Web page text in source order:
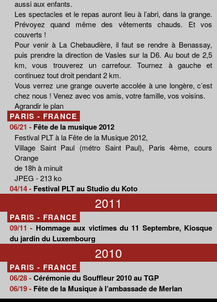
aussi aux enfants.
Les spectacles et le repas auront lieu à l’abri, dans la grange.
Prévoyez quand même des vêtements chauds. Et vos
couverts !
Pour venir à La Chebaudière, il faut se rendre à Benassay,
puis prendre la direction de Vasles sur la D6. Au bout de 2,5
km, vous trouverez un carrefour. Tournez à gauche et
continuez tout droit pendant 2 km.
Vous verrez une grange ouverte accolée à une longère, c’est
chez nous ! Venez avec vos amis, votre famille, vos voisins.
Agrandir le plan
PARIS - FRANCE
06/21 - Fête de la musique 2012
Festival PLT à la Fête de la Musique 2012,
Village Saint Paul (métro Saint Paul), Paris 4ème, cours
Orange
de 18h à minuit
JPEG - 213 ko
04/14 - Festival PLT au Studio du Koto
2011
PARIS - FRANCE
09/11 - Hommage aux victimes du 11 Septembre, Kiosque
du jardin du Luxembourg
2010
PARIS - FRANCE
06/28 -Cérémonie du Souffleur 2010 au TGP
06/19 - Fête de la Musique à l’ambassade de Merlan